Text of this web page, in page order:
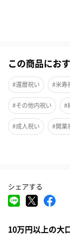
グッドデザイン
この商品にお
#還暦祝い #米寿
#その他内祝い #
#成人祝い #開業
#敬老の日
#母の日 #結婚祝い
#義母 #義父
シェアする
10万円以上の大